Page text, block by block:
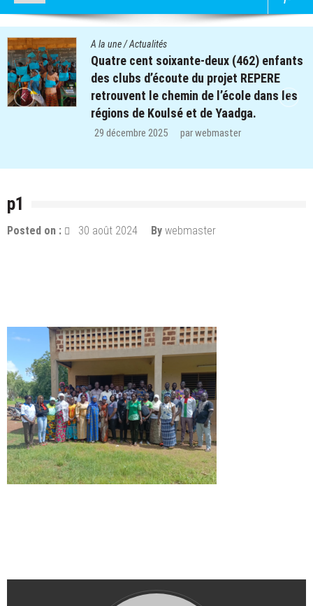
A la une/Actualités
Quatre cent soixante-deux (462) enfants
des clubs d’écoute du projet REPERE
retrouvent le chemin de l’école dans les
régions de Koulsé et de Yaadga.
29 décembre 2025 parwebmaster
p1
Posted on : 30 août 2024 By webmaster